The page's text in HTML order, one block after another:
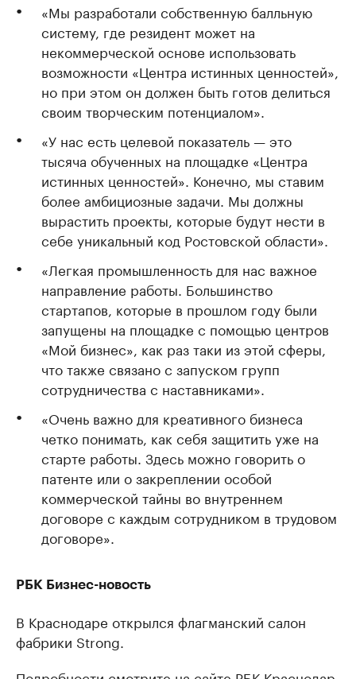
«Мы разработали собственную балльную
систему, где резидент может на
некоммерческой основе использовать
возможности «Центра истинных ценностей»,
но при этом он должен быть готов делиться
своим творческим потенциалом».
«У нас есть целевой показатель — это
тысяча обученных на площадке «Центра
истинных ценностей». Конечно, мы ставим
более амбициозные задачи. Мы должны
вырастить проекты, которые будут нести в
себе уникальный код Ростовской области».
«Легкая промышленность для нас важное
направление работы. Большинство
стартапов, которые в прошлом году были
запущены на площадке с помощью центров
«Мой бизнес», как раз таки из этой сферы,
что также связано с запуском групп
сотрудничества с наставниками».
«Очень важно для креативного бизнеса
четко понимать, как себя защитить уже на
старте работы. Здесь можно говорить о
патенте или о закреплении особой
коммерческой тайны во внутреннем
договоре с каждым сотрудником в трудовом
договоре».
РБК Бизнес-новость
В Краснодаре открылся флагманский салон
фабрики Strong.